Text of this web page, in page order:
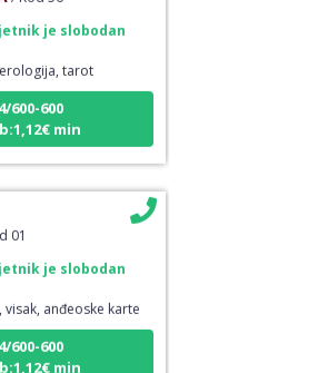
tarot
600-600
min
anđeoske karte
600-600
min